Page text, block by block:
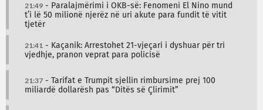
21:49 - Paralajmërimi i OKB-së: Fenomeni El Nino mund
t’i lë 50 milionë njerëz në uri akute para fundit të vitit
tjetër
21:41 - Kaçanik: Arrestohet 21-vjeçari i dyshuar për tri
vjedhje, pranon veprat para policisë
21:37 - Tarifat e Trumpit sjellin rimbursime prej 100
miliardë dollarësh pas “Ditës së Çlirimit”